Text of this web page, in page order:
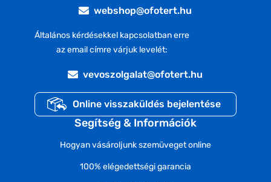
webshop@ofotert.hu
Általános kérdésekkel kapcsolatban erre
az email címre várjuk levelét:
vevoszolgalat@ofotert.hu
Online visszaküldés bejelentése
Segítség & Információk
Hogyan vásároljunk szemüveget online
100% elégedettségi garancia